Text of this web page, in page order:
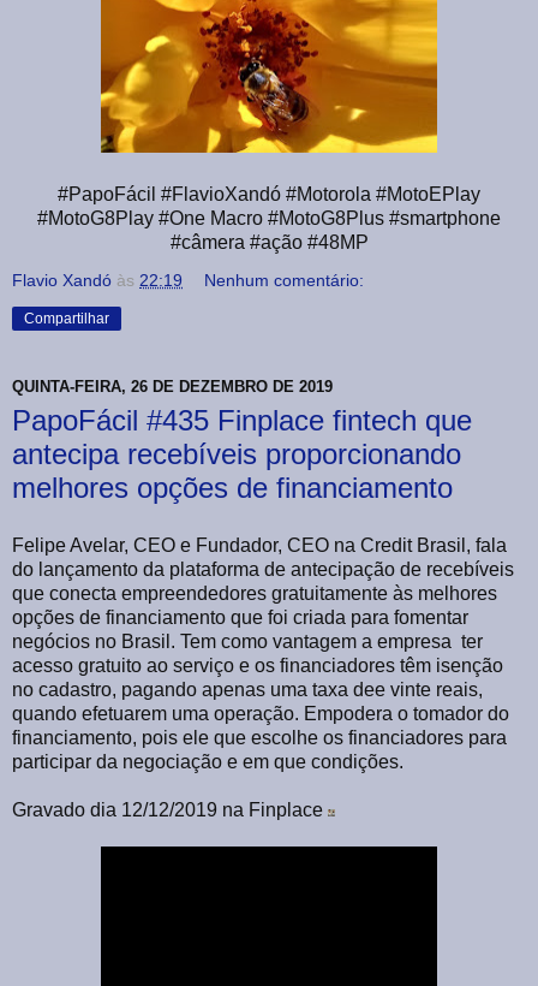
#PapoFácil #FlavioXandó #Motorola #MotoEPlay
#MotoG8Play #One Macro #MotoG8Plus #smartphone
#câmera #ação #48MP
Flavio Xandó às 22:19 Nenhum comentário:
Compartilhar
QUINTA-FEIRA, 26 DE DEZEMBRO DE 2019
PapoFácil #435 Finplace fintech que
antecipa recebíveis proporcionando
melhores opções de financiamento
Felipe Avelar, CEO e Fundador, CEO na Credit Brasil, fala
do lançamento da plataforma de antecipação de recebíveis
que conecta empreendedores gratuitamente às melhores
opções de financiamento que foi criada para fomentar
negócios no Brasil. Tem como vantagem a empresa ter
acesso gratuito ao serviço e os financiadores têm isenção
no cadastro, pagando apenas uma taxa dee vinte reais,
quando efetuarem uma operação. Empodera o tomador do
financiamento, pois ele que escolhe os financiadores para
participar da negociação e em que condições.
Gravado dia 12/12/2019 na Finplace